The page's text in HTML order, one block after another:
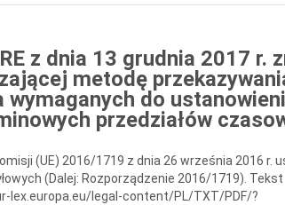
z dnia 13 grudnia 2017 r.
metodę
do
przedziałów
(UE) 2016/1719 z dnia 26 września 2016 r.
(Dalej: Rozporządzenie 2016/1719). Tekst
lex.europa.eu/legal-content/PL/TXT/PDF/?